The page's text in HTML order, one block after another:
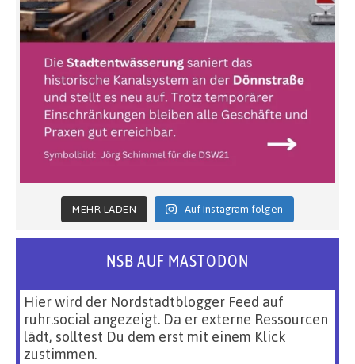
MEHR LADEN Auf Instagram folgen
NSB AUF MASTODON
Hier wird der Nordstadtblogger Feed auf
ruhr.social angezeigt. Da er externe Ressourcen
lädt, solltest Du dem erst mit einem Klick
zustimmen.